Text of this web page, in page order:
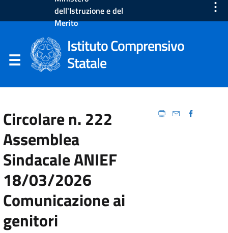
dell'Istruzione e del
Merito
⋮
Istituto Comprensivo
Statale
Circolare n. 222
Assemblea
Sindacale ANIEF
18/03/2026
Comunicazione ai
genitori